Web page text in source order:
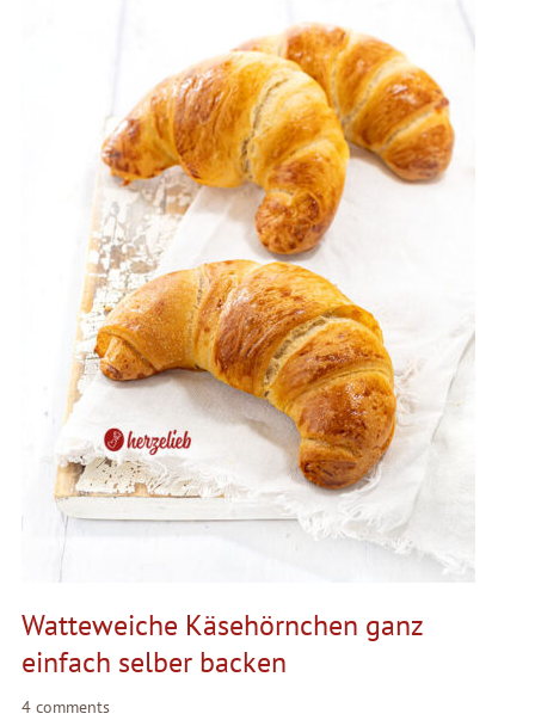
Watteweiche Käsehörnchen ganz
einfach selber backen
4 comments